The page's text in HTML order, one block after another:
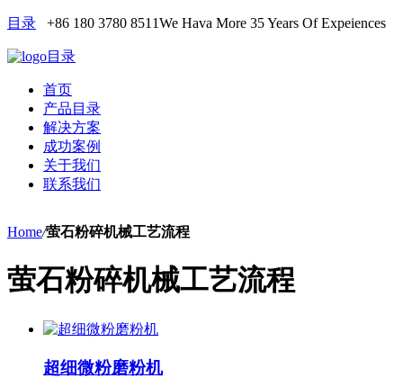
目录 +86 180 3780 8511We Hava More 35 Years Of Expeiences
目录
首页
产品目录
解决方案
成功案例
关于我们
联系我们
Home/萤石粉碎机械工艺流程
萤石粉碎机械工艺流程
超细微粉磨粉机